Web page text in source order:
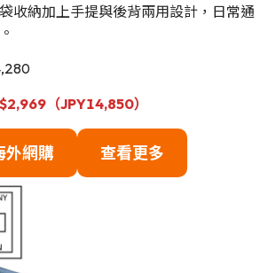
收納加上手提與後背兩用設計，日常通
（JPY14,850）
外網購 查看更多